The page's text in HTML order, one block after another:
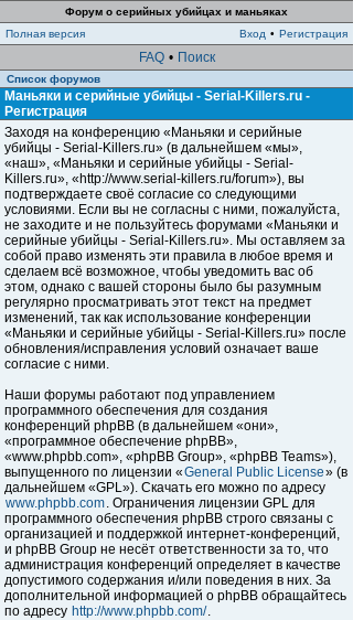
Форум о серийных убийцах и маньяках
Полная версия
Вход • Регистрация
FAQ • Поиск
Список форумов
Маньяки и серийные убийцы - Serial-Killers.ru -
Регистрация
Заходя на конференцию «Маньяки и серийные
убийцы - Serial-Killers.ru» (в дальнейшем «мы»,
«наш», «Маньяки и серийные убийцы - Serial-
Killers.ru», «http://www.serial-killers.ru/forum»), вы
подтверждаете своё согласие со следующими
условиями. Если вы не согласны с ними, пожалуйста,
не заходите и не пользуйтесь форумами «Маньяки и
серийные убийцы - Serial-Killers.ru». Мы оставляем за
собой право изменять эти правила в любое время и
сделаем всё возможное, чтобы уведомить вас об
этом, однако с вашей стороны было бы разумным
регулярно просматривать этот текст на предмет
изменений, так как использование конференции
«Маньяки и серийные убийцы - Serial-Killers.ru» после
обновления/исправления условий означает ваше
согласие с ними.
Наши форумы работают под управлением
программного обеспечения для создания
конференций phpBB (в дальнейшем «они»,
«программное обеспечение phpBB»,
«www.phpbb.com», «phpBB Group», «phpBB Teams»),
выпущенного по лицензии «General Public License» (в
дальнейшем «GPL»). Скачать его можно по адресу
www.phpbb.com. Ограничения лицензии GPL для
программного обеспечения phpBB строго связаны с
организацией и поддержкой интернет-конференций,
и phpBB Group не несёт ответственности за то, что
администрация конференций определяет в качестве
допустимого содержания и/или поведения в них. За
дополнительной информацией о phpBB обращайтесь
по адресу http://www.phpbb.com/.